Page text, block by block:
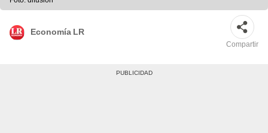
Economía LR
Compartir